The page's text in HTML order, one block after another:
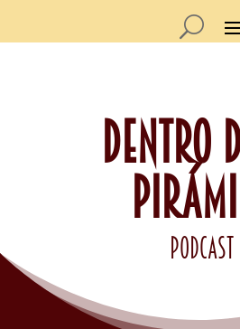
DENTRO
podcast